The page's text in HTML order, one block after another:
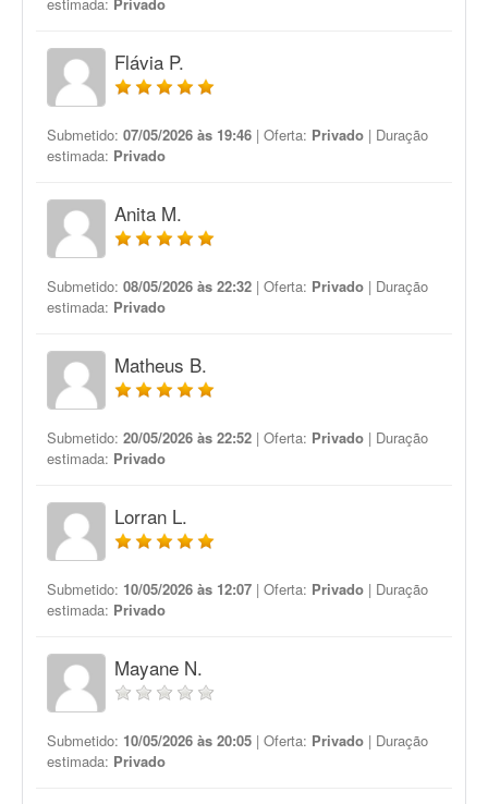
Flávia P.
Submetido: 07/05/2026 às 19:46 | Oferta: Privado | Duração
estimada: Privado
Anita M.
Submetido: 08/05/2026 às 22:32 | Oferta: Privado | Duração
estimada: Privado
Matheus B.
Submetido: 20/05/2026 às 22:52 | Oferta: Privado | Duração
estimada: Privado
Lorran L.
Submetido: 10/05/2026 às 12:07 | Oferta: Privado | Duração
estimada: Privado
Mayane N.
Submetido: 10/05/2026 às 20:05 | Oferta: Privado | Duração
estimada: Privado